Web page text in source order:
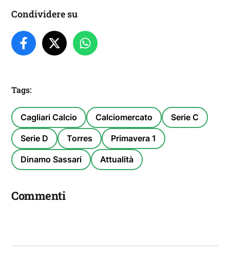
Condividere su
Tags:
Cagliari Calcio Calciomercato Serie C
Serie D Torres Primavera 1
Dinamo Sassari Attualità
Commenti